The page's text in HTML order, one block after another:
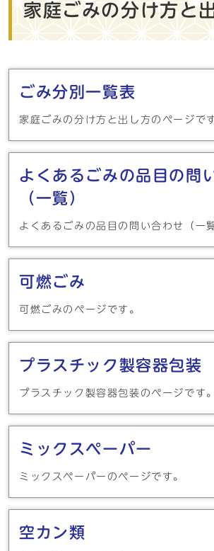
家庭ごみの分け方と
メインメニュー
ごみ分別一覧表
家庭ごみの分け方と出し方のページで
よくあるごみの品目の問
（一覧）
よくあるごみの品目の問い合わせ（一
可燃ごみ
可燃ごみのページです。
プラスチック製容器包装
プラスチック製容器包装のページです。
ミックスペーパー
ミックスペーパーのページです。
空カン類